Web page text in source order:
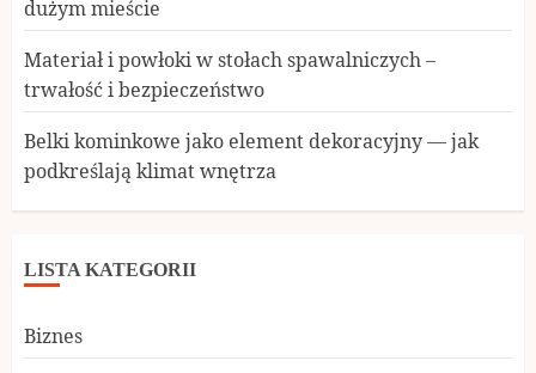
dużym mieście
Materiał i powłoki w stołach spawalniczych –
trwałość i bezpieczeństwo
Belki kominkowe jako element dekoracyjny — jak
podkreślają klimat wnętrza
LISTA KATEGORII
Biznes